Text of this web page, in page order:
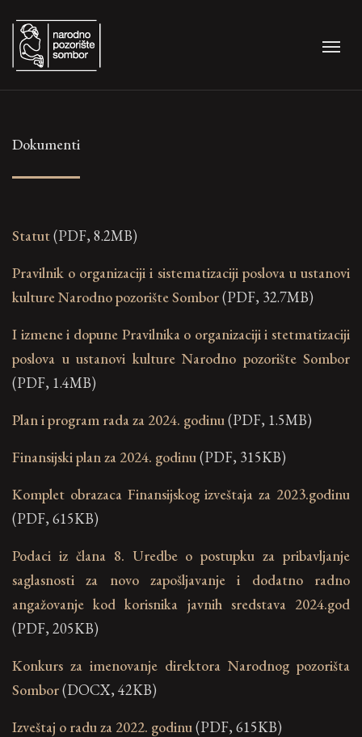
Dokumenti
Statut(PDF, 8.2MB)
Pravilnik o organizaciji i sistematizaciji poslova u ustanovi
kulture Narodno pozorište Sombor(PDF, 32.7MB)
I izmene i dopune Pravilnika o organizaciji i stetmatizaciji
poslova u ustanovi kulture Narodno pozorište Sombor
(PDF, 1.4MB)
Plan i program rada za 2024. godinu(PDF, 1.5MB)
Finansijski plan za 2024. godinu(PDF, 315KB)
Komplet obrazaca Finansijskog izveštaja za 2023.godinu
(PDF, 615KB)
Podaci iz člana 8. Uredbe o postupku za pribavljanje
saglasnosti za novo zapošljavanje i dodatno radno
angažovanje kod korisnika javnih sredstava 2024.god
(PDF, 205KB)
Konkurs za imenovanje direktora Narodnog pozorišta
Sombor(DOCX, 42KB)
Izveštaj o radu za 2022. godinu(PDF, 615KB)